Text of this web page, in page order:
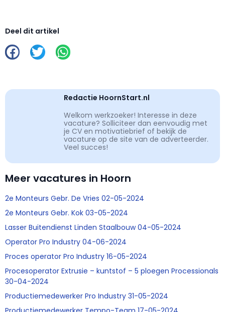
Deel dit artikel
Redactie HoornStart.nl
Welkom werkzoeker! Interesse in deze
vacature? Solliciteer dan eenvoudig met
je CV en motivatiebrief of bekijk de
vacature op de site van de adverteerder.
Veel succes!
Meer vacatures in Hoorn
2e Monteurs Gebr. De Vries 02-05-2024
2e Monteurs Gebr. Kok 03-05-2024
Lasser Buitendienst Linden Staalbouw 04-05-2024
Operator Pro Industry 04-06-2024
Proces operator Pro Industry 16-05-2024
Procesoperator Extrusie – kuntstof – 5 ploegen Processionals
30-04-2024
Productiemedewerker Pro Industry 31-05-2024